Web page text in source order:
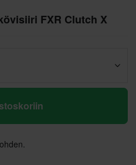
FXR Clutch X